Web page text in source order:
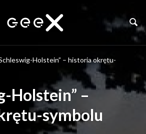
Holstein” – historia okrętu-
Holstein” –
symbolu